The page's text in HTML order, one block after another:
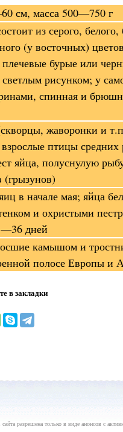
см, масса 500—750 г
из серого,
(у восточных)
бурые или
рисунком; у
спинная и
жаворонки и
птицы средних
яйца, полуснулую
(грызунов)
в начале мая; яйца
и охристыми
дней
камышом и
полосе Европы и
в закладки
разрешена только в виде анонсов с